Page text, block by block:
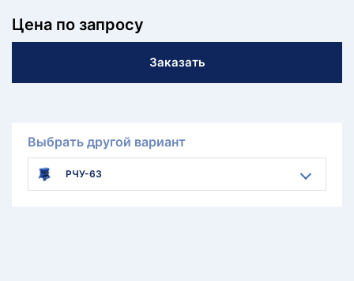
Цена по запросу
Заказать
Выбрать другой вариант
РЧУ-63